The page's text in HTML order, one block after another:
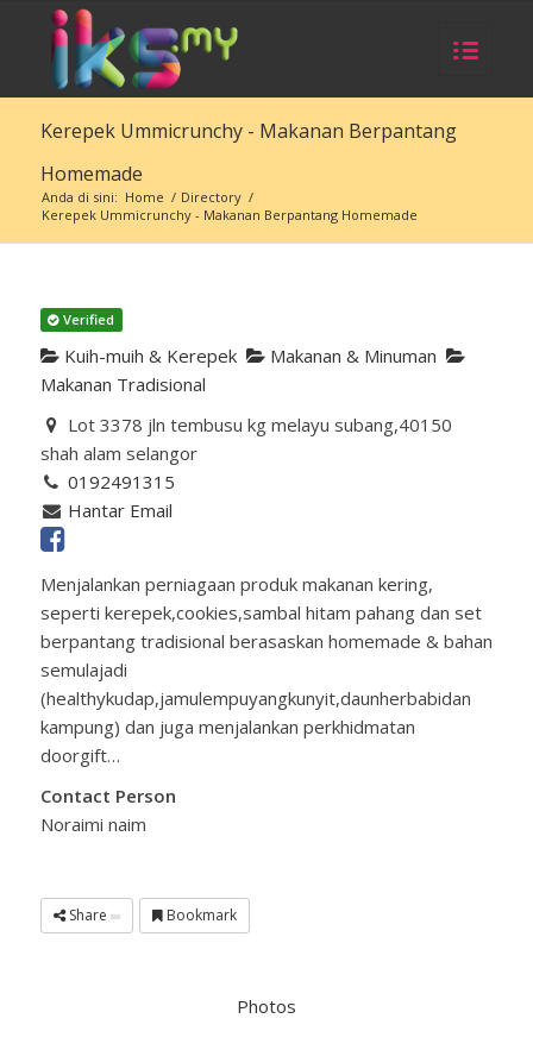
Kerepek Ummicrunchy - Makanan Berpantang
Homemade
Anda di sini: Home / Directory /
Kerepek Ummicrunchy - Makanan Berpantang Homemade
Verified
Kuih-muih & Kerepek
Makanan & Minuman
Makanan Tradisional
Lot 3378 jln tembusu kg melayu subang,40150
shah alam selangor
0192491315
Hantar Email
Menjalankan perniagaan produk makanan kering,
seperti kerepek,cookies,sambal hitam pahang dan set
berpantang tradisional berasaskan homemade & bahan
semulajadi
(healthykudap,jamulempuyangkunyit,daunherbabidan
kampung) dan juga menjalankan perkhidmatan
doorgift…
Contact Person
Noraimi naim
Share Bookmark
Photos